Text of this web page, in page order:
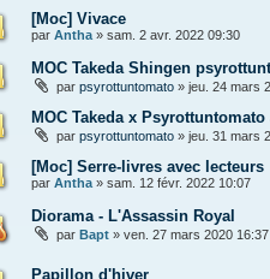
[Moc] Vivace
par Antha » sam. 2 avr. 2022 09:30
MOC Takeda Shingen
par psyrottuntomato » jeu. 24 mars
MOC Takeda x
par psyrottuntomato » jeu. 31 mars
[Moc] Serre-livres avec lecteurs
par Antha » sam. 12 févr. 2022 10:07
Diorama - L'Assassin Royal
par Bapt » ven. 27 mars 2020 16:37
Papillon d'hiver